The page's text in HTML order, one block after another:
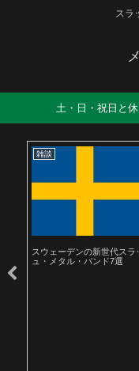
スラ
土・日・祝日と
雑談
スウェーデンの新世代スラ
ュ・メタル・バンド7選